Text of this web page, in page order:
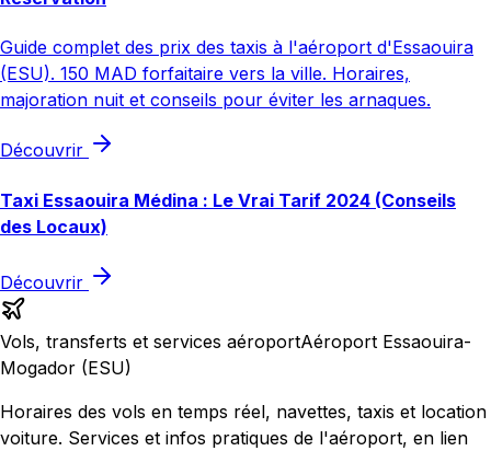
Guide complet des prix des taxis à l'aéroport d'Essaouira
(ESU). 150 MAD forfaitaire vers la ville. Horaires,
majoration nuit et conseils pour éviter les arnaques.
Découvrir
Taxi Essaouira Médina : Le Vrai Tarif 2024 (Conseils
des Locaux)
Découvrir
Vols, transferts et services aéroportAéroport Essaouira-
Mogador (ESU)
Horaires des vols en temps réel, navettes, taxis et location
voiture. Services et infos pratiques de l'aéroport, en lien